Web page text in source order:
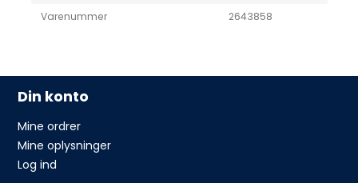
Varenummer
2643858
Din konto
Mine ordrer
Mine oplysninger
Log ind